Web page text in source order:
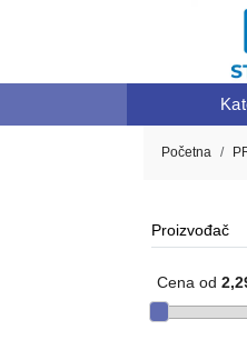
Početna
Proizvođač
Cena od